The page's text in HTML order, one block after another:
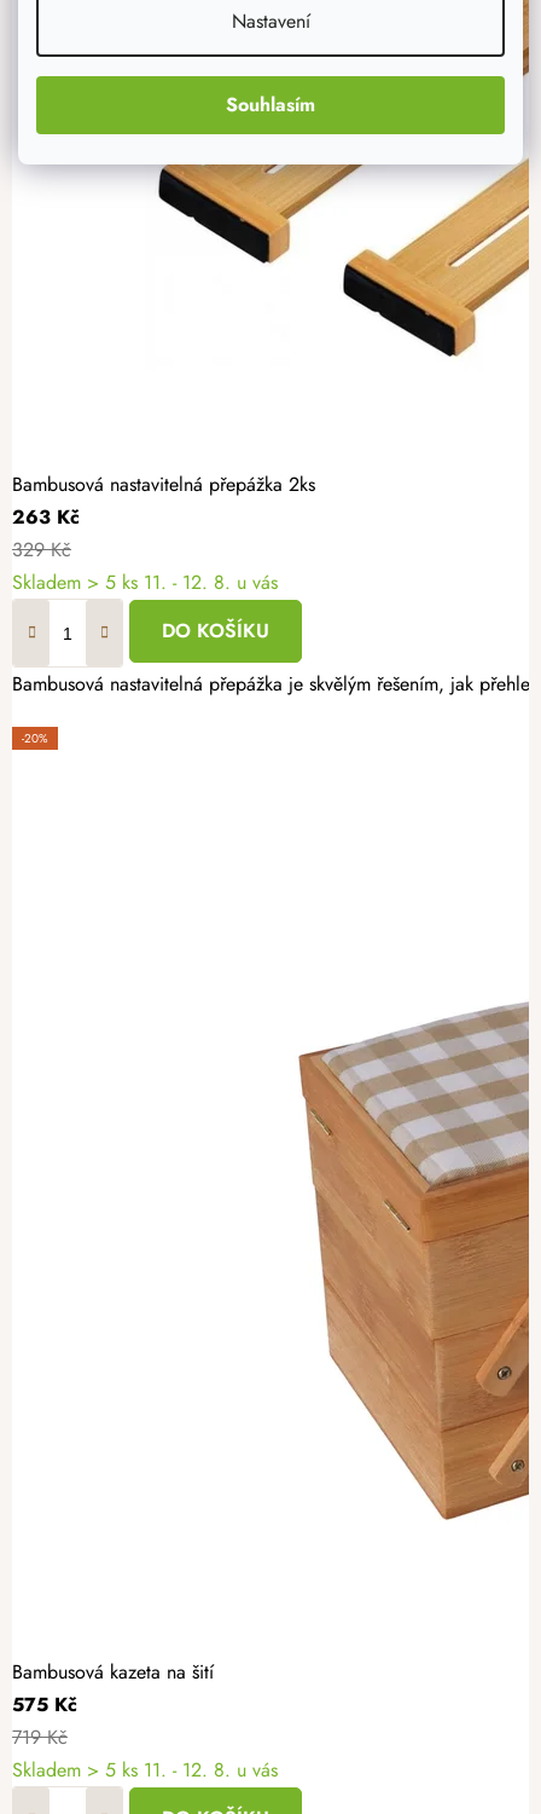
Nastavení
Souhlasím
Bambusová nastavitelná přepážka 2ks
263 Kč
329 Kč
Skladem > 5 ks 11. - 12. 8. u vás
DO KOŠÍKU
Bambusová nastavitelná přepážka je skvělým řešením, jak
-20%
Bambusová kazeta na šití
575 Kč
719 Kč
Skladem > 5 ks 11. - 12. 8. u vás